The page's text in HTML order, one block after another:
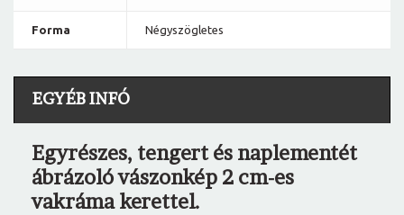
Forma Négyszögletes
EGYÉB INFÓ
Egyrészes, tengert és naplementét
ábrázoló vászonkép 2 cm-es
vakráma kerettel.